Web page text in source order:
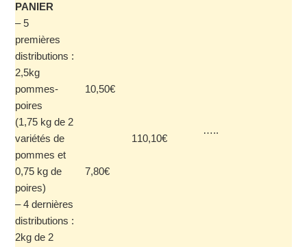
PANIER
– 5
premières
distributions :
2,5kg
pommes-
poires
(1,75 kg de 2
variétés de
pommes et
0,75 kg de
poires)
– 4 dernières
distributions :
2kg de 2
10,50€
7,80€
110,10€
…..